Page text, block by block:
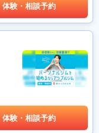
体験・相談予約
体験・相談予約